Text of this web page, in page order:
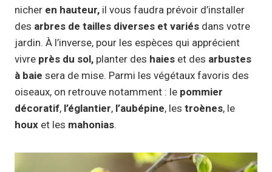
nicher en hauteur, il vous faudra prévoir d’installer
des arbres de tailles diverses et variés dans votre
jardin. À l’inverse, pour les espèces qui apprécient
vivre près du sol, planter des haies et des arbustes
à baie sera de mise. Parmi les végétaux favoris des
oiseaux, on retrouve notamment : le pommier
décoratif, l’églantier, l’aubépine, les troènes, le
houx et les mahonias.